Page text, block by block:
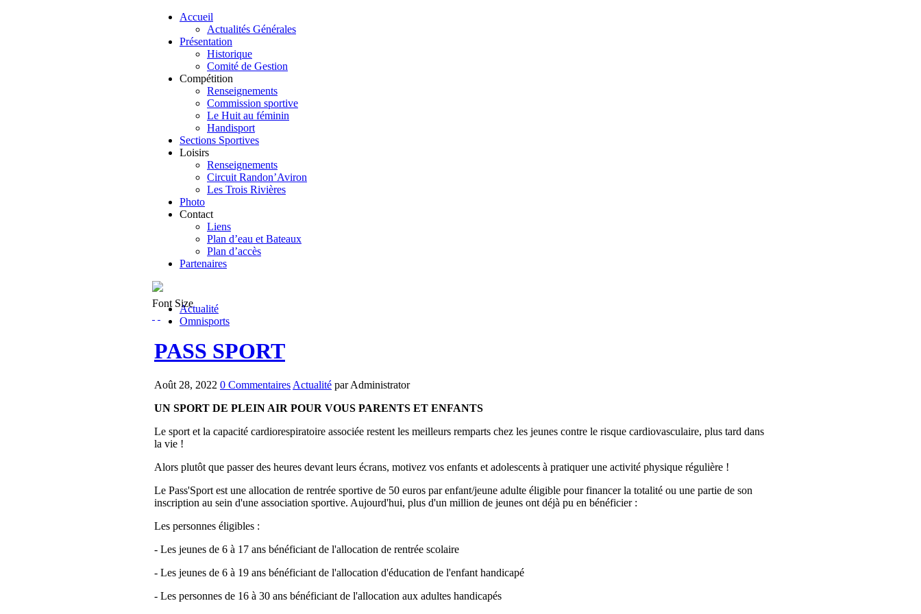
Accueil
Actualités Générales
Présentation
Historique
Comité de Gestion
Compétition
Renseignements
Commission sportive
Le Huit au féminin
Handisport
Sections Sportives
Loisirs
Renseignements
Circuit Randon’Aviron
Les Trois Rivières
Photo
Contact
Liens
Plan d’eau et Bateaux
Plan d’accès
Partenaires
Actualité
Omnisports
Font Size
PASS SPORT
Août 28, 2022 0 Commentaires Actualité par Administrator
UN SPORT DE PLEIN AIR POUR VOUS PARENTS ET ENFANTS
Le sport et la capacité cardiorespiratoire associée restent les meilleurs remparts chez les jeunes contre le risque cardiovasculaire, plus tard dans
la vie !
Alors plutôt que passer des heures devant leurs écrans, motivez vos enfants et adolescents à pratiquer une activité physique régulière !
Le Pass'Sport est une allocation de rentrée sportive de 50 euros par enfant/jeune adulte éligible pour financer la totalité ou une partie de son
inscription au sein d'une association sportive. Aujourd'hui, plus d'un million de jeunes ont déjà pu en bénéficier :
Les personnes éligibles :
- Les jeunes de 6 à 17 ans bénéficiant de l'allocation de rentrée scolaire
- Les jeunes de 6 à 19 ans bénéficiant de l'allocation d'éducation de l'enfant handicapé
- Les personnes de 16 à 30 ans bénéficiant de l'allocation aux adultes handicapés